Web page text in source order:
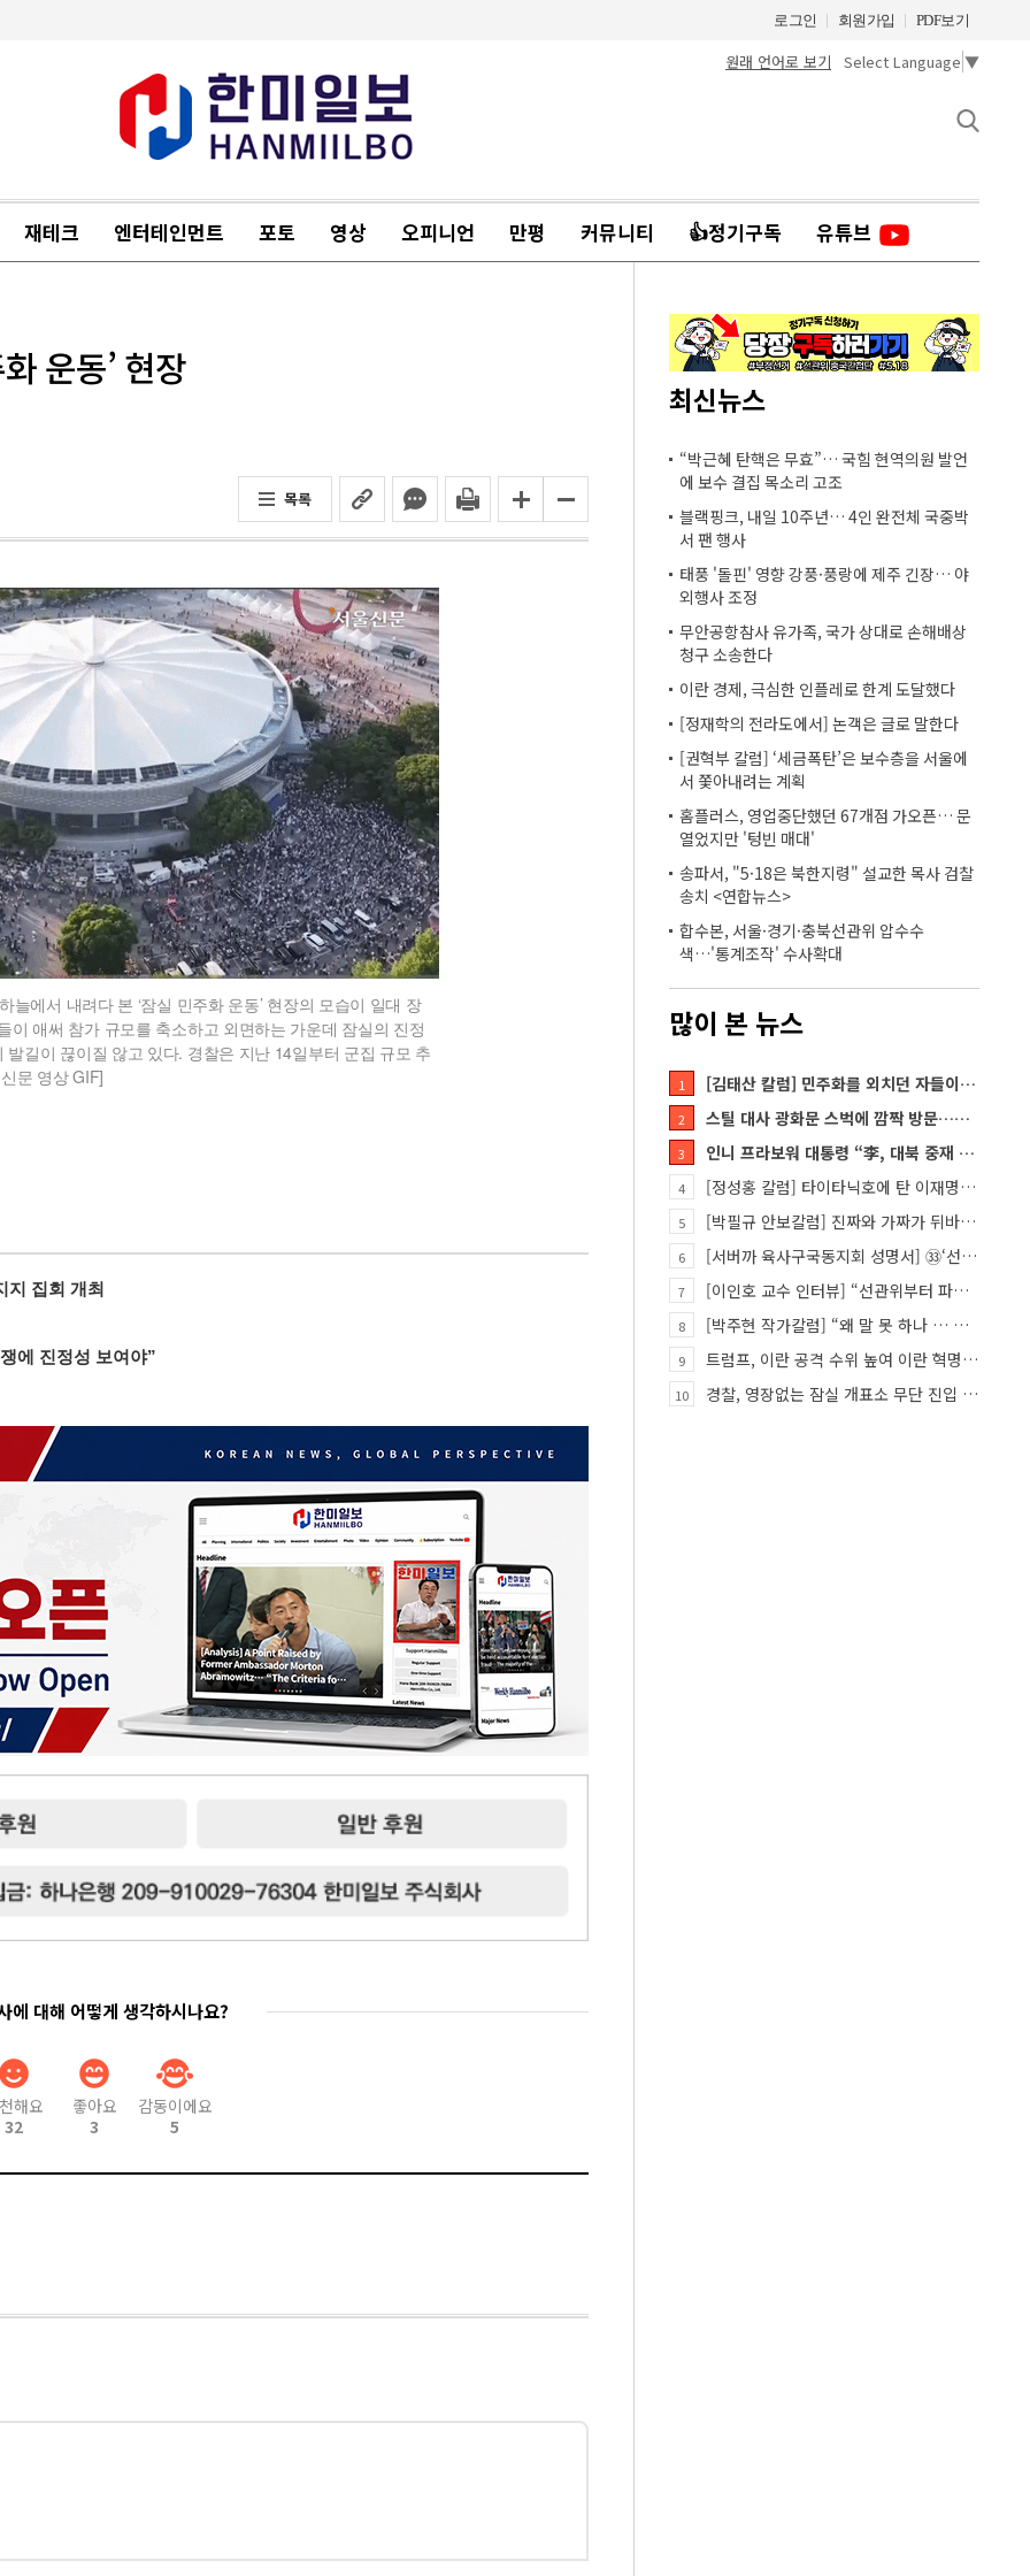
로그인 회원가입 PDF보기
원래 언어로 보기 Select Language ▼
재테크 엔터테인먼트 포토 영상 오피니언 만평 커뮤니티 👍정기구독 유튜브
운동’ 현장
목록
늘에서 내려다 본 ‘잠실 민주화 운동’ 현장의 모습이 일대 장
이 애써 참가 규모를 축소하고 외면하는 가운데 잠실의 진정
길이 끊이질 않고 있다. 경찰은 지난 14일부터 군집 규모 추
문 영상 GIF]
지 집회 개최
에 진정성 보여야”
에 대해 어떻게 생각하시나요?
해요
32
좋아요
3
감동이에요
5
최신뉴스
“박근혜 탄핵은 무효”… 국힘 현역의원 발언
에 보수 결집 목소리 고조
블랙핑크, 내일 10주년… 4인 완전체 국중박
서 팬 행사
태풍 '돌핀' 영향 강풍·풍랑에 제주 긴장… 야
외행사 조정
무안공항참사 유가족, 국가 상대로 손해배상
청구 소송한다
이란 경제, 극심한 인플레로 한계 도달했다
[정재학의 전라도에서] 논객은 글로 말한다
[권혁부 칼럼] ‘세금폭탄’은 보수층을 서울에
서 쫓아내려는 계획
홈플러스, 영업중단했던 67개점 가오픈… 문
열었지만 '텅빈 매대'
송파서, "5·18은 북한지령" 설교한 목사 검찰
송치 <연합뉴스>
합수본, 서울·경기·충북선관위 압수수
색…'통계조작' 수사확대
많이 본 뉴스
1 [김태산 칼럼] 민주화를 외치던 자들이 대한민국의 적이고 간첩이었다
2 스틸 대사 광화문 스벅에 깜짝 방문…메시지?
3 인니 프라보워 대통령 “李, 대북 중재 요청했다”
4 [정성홍 칼럼] 타이타닉호에 탄 이재명 정권
5 [박필규 안보칼럼] 진짜와 가짜가 뒤바뀐 혼돈의 시대, 안보 파탄은 막아야
6 [서버까 육사구국동지회 성명서] ㉝‘선관위 특검’은 ‘부정선거 특검’으로 명명하고 박주현 변호사를 ‘특검…
7 [이인호 교수 인터뷰] “선관위부터 파고들어야…책임자 직접 고발하라”
8 [박주현 작가칼럼] “왜 말 못 하나 … 경기도 재정 파탄의 진짜 원인을”
9 트럼프, 이란 공격 수위 높여 이란 혁명 가능성 열어
10 경찰, 영장없는 잠실 개표소 무단 진입 홀로 막은 ‘올다르크’ 불구속 송치